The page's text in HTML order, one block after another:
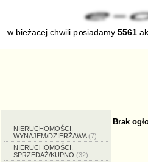
w bieżacej chwili posiadamy5561
NIERUCHOMOŚCI,
WYNAJEM/DZIERŻAWA(7)
NIERUCHOMOŚCI,
SPRZEDAŻ/KUPNO (32)
Brak